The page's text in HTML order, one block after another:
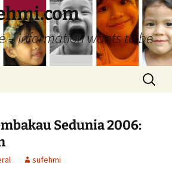
– information wants to be
Search
for:
Sedunia 2006:
sufehmi